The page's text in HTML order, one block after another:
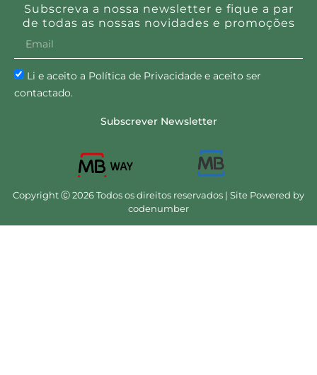
Subscreva a nossa newsletter e fique a par
de todas as nossas novidades e promoções
Li e aceito a Política de Privacidade e aceito ser
contactado.
Subscrever Newsletter
Copyright Ⓒ 2026 Todos os direitos reservados | Site Powered by
codenumber